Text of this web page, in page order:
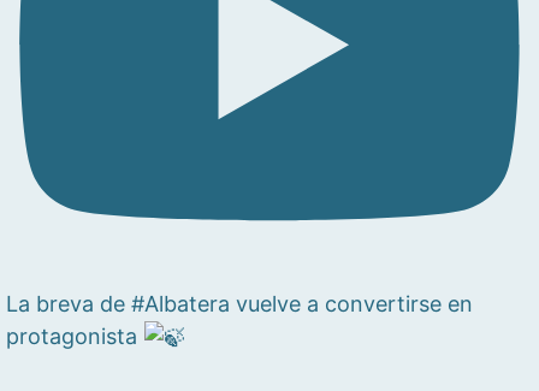
La breva de #Albatera vuelve a convertirse en
protagonista